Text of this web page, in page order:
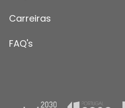
Carreiras
FAQ's